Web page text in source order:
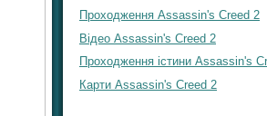
Проходження Assassin's Creed 2
Відео Assassin's Creed 2
Проходження істини Assassin's
Карти Assassin's Creed 2